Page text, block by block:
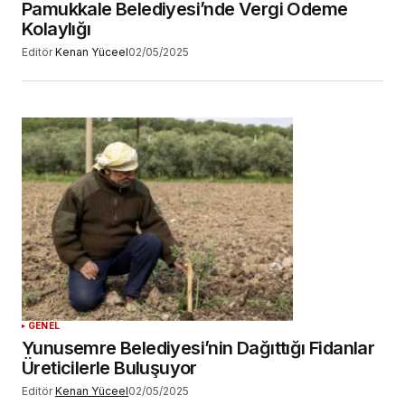
Pamukkale Belediyesi’nde Vergi Ödeme
Kolaylığı
Editör Kenan Yüceel02/05/2025
GENEL
Yunusemre Belediyesi’nin Dağıttığı Fidanlar
Üreticilerle Buluşuyor
Editör Kenan Yüceel02/05/2025